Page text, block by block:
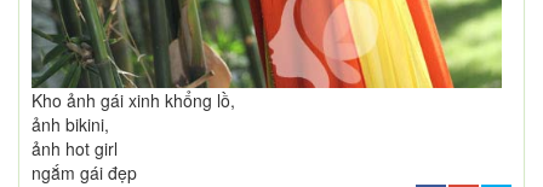
Kho ảnh gái xinh khổng lồ,
ảnh bikini,
ảnh hot girl
ngắm gái đẹp